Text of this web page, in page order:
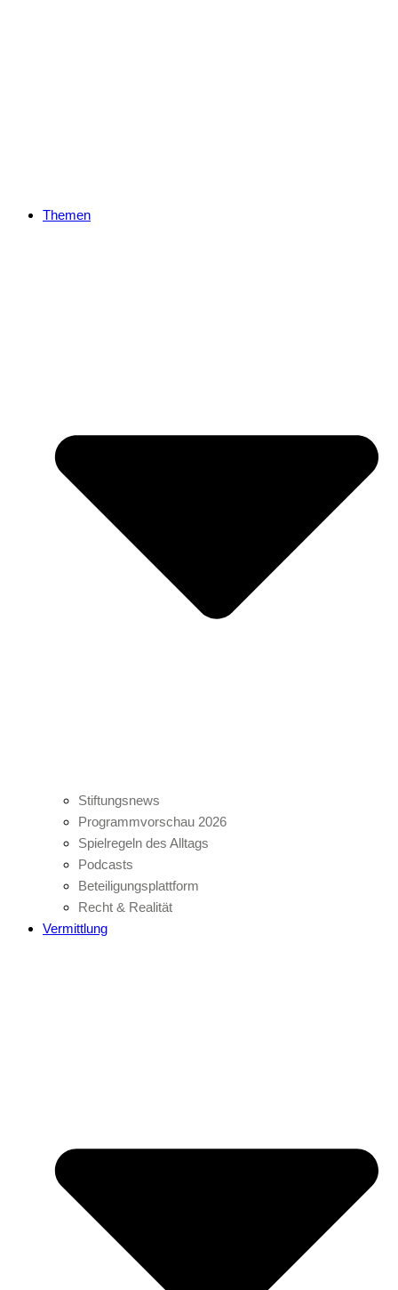
Themen
Stiftungsnews
Programmvorschau 2026
Spielregeln des Alltags
Podcasts
Beteiligungsplattform
Recht & Realität
Vermittlung